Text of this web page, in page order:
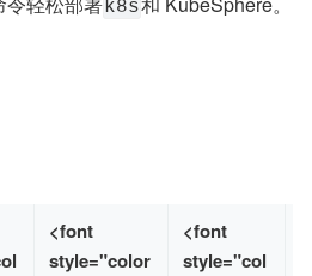
k8s
<font
style="color
<font
style="col